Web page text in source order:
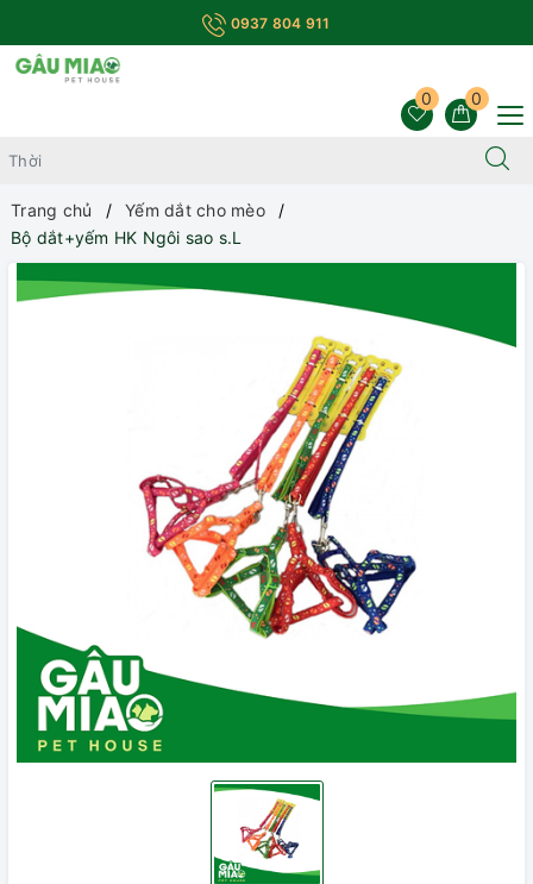
0937 804 911
0
0
Trang chủ
Yếm dắt cho mèo
Bộ dắt+yếm HK Ngôi sao s.L